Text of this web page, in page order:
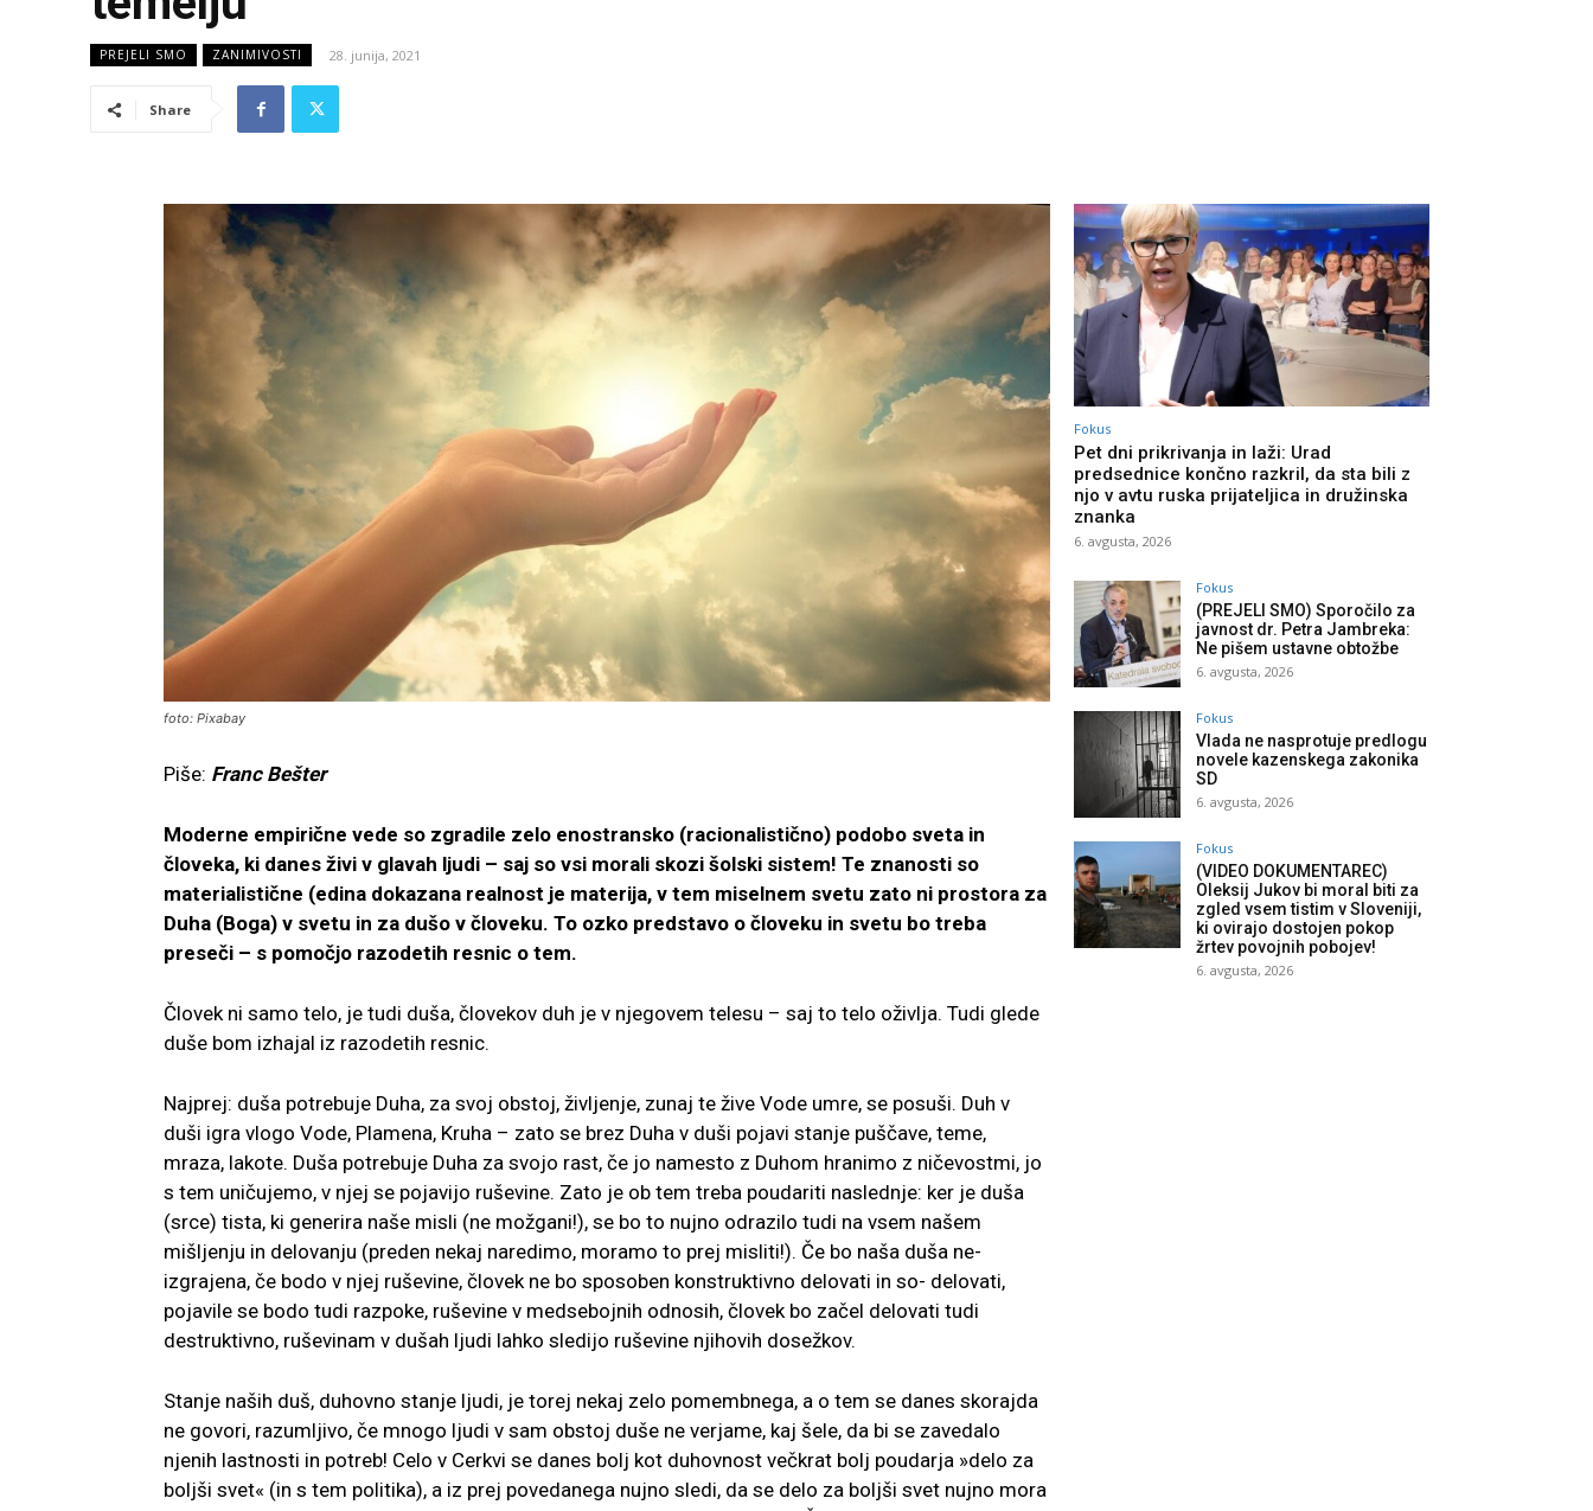
PREJELI SMO ZANIMIVOSTI 28. junija, 2021
Share
foto: Pixabay
Piše: Franc Bešter
Moderne empirične vede so zgradile zelo enostransko (racionalistično) podobo sveta in
človeka, ki danes živi v glavah ljudi – saj so vsi morali skozi šolski sistem! Te znanosti so
materialistične (edina dokazana realnost je materija, v tem miselnem svetu zato ni prostora za
Duha (Boga) v svetu in za dušo v človeku. To ozko predstavo o človeku in svetu bo treba
preseči – s pomočjo razodetih resnic o tem.
Človek ni samo telo, je tudi duša, človekov duh je v njegovem telesu – saj to telo oživlja. Tudi glede
duše bom izhajal iz razodetih resnic.
Najprej: duša potrebuje Duha, za svoj obstoj, življenje, zunaj te žive Vode umre, se posuši. Duh v
duši igra vlogo Vode, Plamena, Kruha – zato se brez Duha v duši pojavi stanje puščave, teme,
mraza, lakote. Duša potrebuje Duha za svojo rast, če jo namesto z Duhom hranimo z ničevostmi, jo
s tem uničujemo, v njej se pojavijo ruševine. Zato je ob tem treba poudariti naslednje: ker je duša
(srce) tista, ki generira naše misli (ne možgani!), se bo to nujno odrazilo tudi na vsem našem
mišljenju in delovanju (preden nekaj naredimo, moramo to prej misliti!). Če bo naša duša ne-
izgrajena, če bodo v njej ruševine, človek ne bo sposoben konstruktivno delovati in so- delovati,
pojavile se bodo tudi razpoke, ruševine v medsebojnih odnosih, človek bo začel delovati tudi
destruktivno, ruševinam v dušah ljudi lahko sledijo ruševine njihovih dosežkov.
Stanje naših duš, duhovno stanje ljudi, je torej nekaj zelo pomembnega, a o tem se danes skorajda
ne govori, razumljivo, če mnogo ljudi v sam obstoj duše ne verjame, kaj šele, da bi se zavedalo
njenih lastnosti in potreb! Celo v Cerkvi se danes bolj kot duhovnost večkrat bolj poudarja »delo za
boljši svet« (in s tem politika), a iz prej povedanega nujno sledi, da se delo za boljši svet nujno mora
Fokus
Pet dni prikrivanja in laži: Urad
predsednice končno razkril, da sta bili z
njo v avtu ruska prijateljica in družinska
znanka
6. avgusta, 2026
Fokus
(PREJELI SMO) Sporočilo za
javnost dr. Petra Jambreka:
Ne pišem ustavne obtožbe
6. avgusta, 2026
Fokus
Vlada ne nasprotuje predlogu
novele kazenskega zakonika
SD
6. avgusta, 2026
Fokus
(VIDEO DOKUMENTAREC)
Oleksij Jukov bi moral biti za
zgled vsem tistim v Sloveniji,
ki ovirajo dostojen pokop
žrtev povojnih pobojev!
6. avgusta, 2026